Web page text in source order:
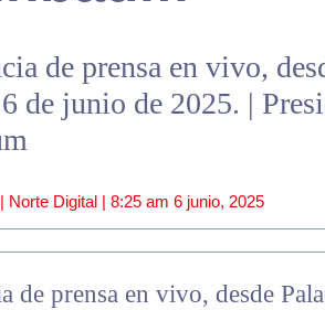
de prensa en vivo,
de junio de 2025. |
Norte Digital | 8:25 am 6 junio, 2025
de prensa en vivo, desde